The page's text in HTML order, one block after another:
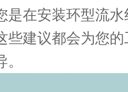
是在安装环型流
些建议都会为您